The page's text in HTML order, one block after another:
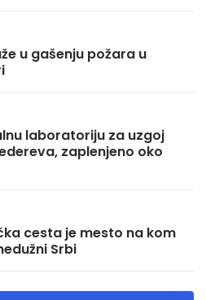
u gašenju požara u
laboratoriju za uzgoj
zaplenjeno oko
cesta je mesto na kom
Srbi